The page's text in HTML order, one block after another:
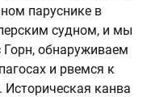
паруснике в
судном, и мы
обнаруживаем
и рвемся к
Историческая канва